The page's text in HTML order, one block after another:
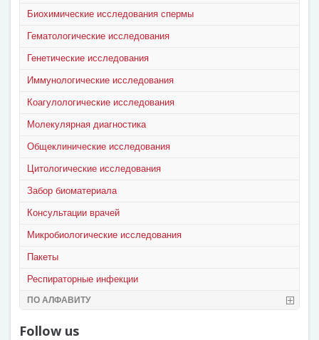
Биохимические исследования спермы
Гематологические исследования
Генетические исследования
Иммунологические исследования
Коагулологические исследования
Молекулярная диагностика
Общеклинические исследования
Цитологические исследования
Забор биоматериала
Консультации врачей
Микробиологические исследования
Пакеты
Респираторные инфекции
ПО АЛФАВИТУ
Follow us